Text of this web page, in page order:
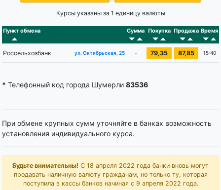
Курсы указаны за 1 единицу валюты
Пункт обмена Сумма Покупка Продажа Время
Россельхозбанк ул. Октябрьская, 25 - 79,35 87,85 15:40
* Телефонный код города Шумерли 83536
При обмене крупных сумм уточняйте в банках возможность
установления индивидуального курса.
Будьте внимательны! С 18 апреля 2022 года банки вновь могут
продавать наличную валюту гражданам, но только ту, которая
поступила в кассы банков начиная с 9 апреля 2022 года.